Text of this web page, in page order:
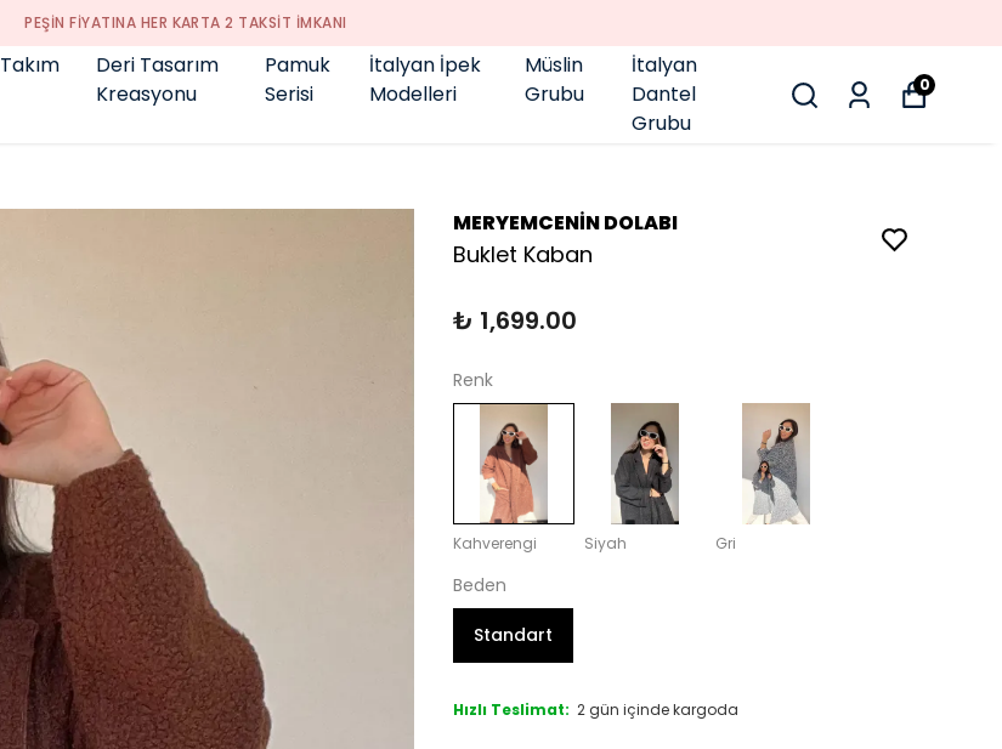
GENÇ BÜYÜK BEDEN 👑
Takım
Deri Tasarım
Kreasyonu
Pamuk
Serisi
İtalyan İpek
Modelleri
Müslin
Grubu
İtalyan
Dantel
Grubu
0
MERYEMCENİN DOLABI
Buklet Kaban
₺ 1,699.00
Renk
Kahverengi Siyah Gri
Beden
Standart
Hızlı Teslimat: 2 gün içinde kargoda